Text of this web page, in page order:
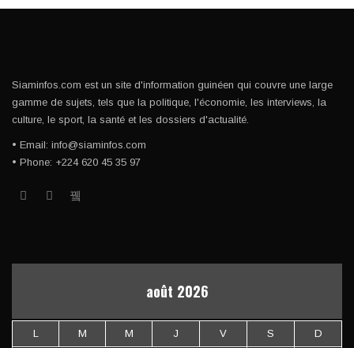
Siaminfos.com est un site d'information guinéen qui couvre une large
gamme de sujets, tels que la politique, l'économie, les interviews, la
culture, le sport, la santé et les dossiers d'actualité.
• Email: info@siaminfos.com
• Phone: +224 620 45 35 97
août 2026
L M M J V S D